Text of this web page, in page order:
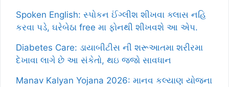
Spoken English: સ્પોકન ઈંગ્લીશ શીખવા ક્લાસ નહિ
કરવા પડે, ઘરેબેઠા free મા ફોનથી શીખવશે આ એપ.
Diabetes Care: ડાયાબીટીસ ની શરૂઆતમા શરીરમા
દેખાવા લાગે છે આ સંકેતો, થઇ જજો સાવધાન
Manav Kalyan Yojana 2026: માનવ કલ્યાણ યોજના